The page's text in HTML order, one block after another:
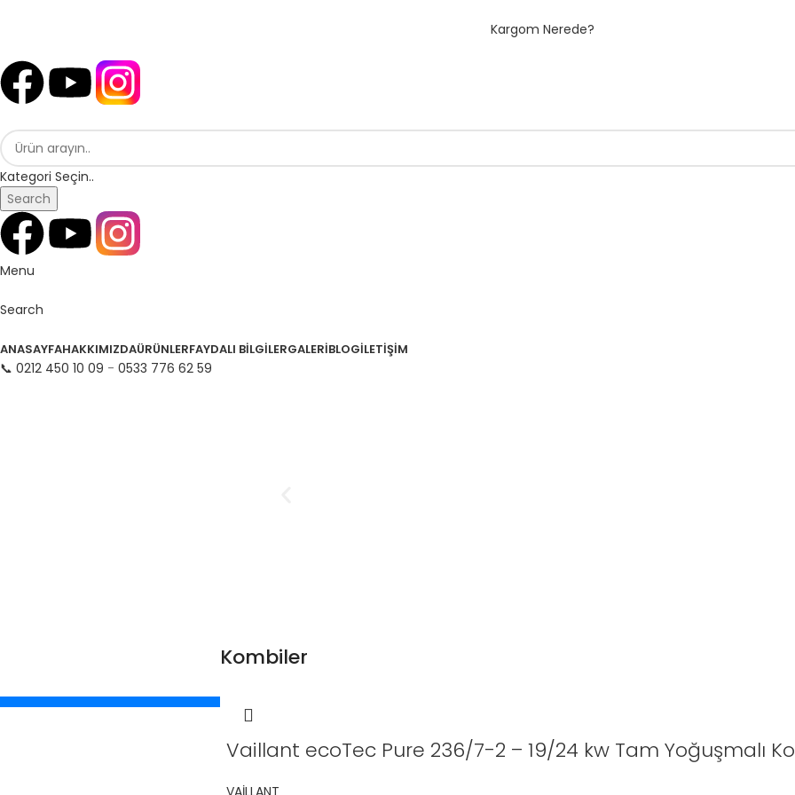
Kargom Nerede?
Kategori Seçin..
Search
Menu
Search
ANASAYFAHAKKIMIZDAÜRÜNLERFAYDALI BILGILERGALERIBLOGİLETIŞIM
📞 0212 450 10 09 - 0533 776 62 59
Kombiler
Vaillant ecoTec Pure 236/7-2 – 19/24 kw Tam Yoğuşmalı
VAİLLANT